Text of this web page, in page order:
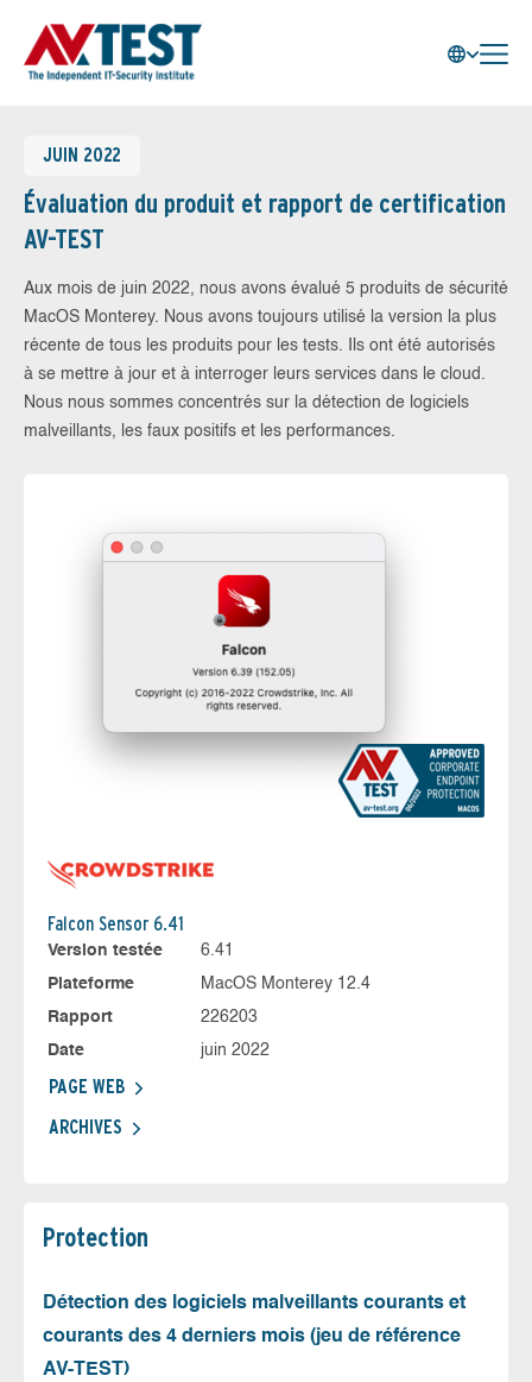
JUIN 2022
Évaluation du produit et rapport de certification
AV-TEST
Aux mois de juin 2022, nous avons évalué 5 produits de sécurité
MacOS Monterey. Nous avons toujours utilisé la version la plus
récente de tous les produits pour les tests. Ils ont été autorisés
à se mettre à jour et à interroger leurs services dans le cloud.
Nous nous sommes concentrés sur la détection de logiciels
malveillants, les faux positifs et les performances.
Falcon Sensor 6.41
Version testée
6.41
Plateforme
MacOS Monterey 12.4
Rapport
226203
Date
juin 2022
PAGE WEB
ARCHIVES
Protection
Détection des logiciels malveillants courants et
courants des 4 derniers mois (jeu de référence
AV-TEST)